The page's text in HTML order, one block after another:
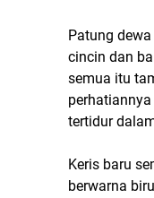
Patung
cincin dan
semua itu
tertidur
Keris baru
berwarna